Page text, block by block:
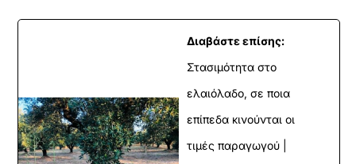
Διαβάστε επίσης:
Στασιμότητα στο
ελαιόλαδο, σε ποια
επίπεδα κινούνται οι
τιμές παραγωγού |